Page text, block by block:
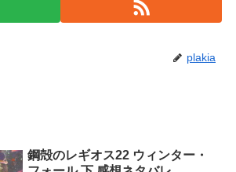
plakia
鋼殻のレギオス22 ウィンター・